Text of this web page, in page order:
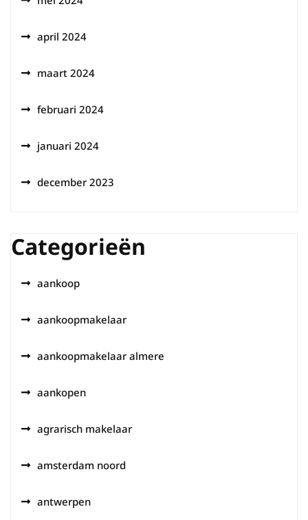
april 2024
maart 2024
februari 2024
januari 2024
december 2023
Categorieën
aankoop
aankoopmakelaar
aankoopmakelaar almere
aankopen
agrarisch makelaar
amsterdam noord
antwerpen